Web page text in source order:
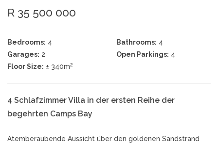
R 35 500 000
Bedrooms: 4 Bathrooms: 4
Garages: 2 Open Parkings: 4
Floor Size: ± 340m2
4 Schlafzimmer Villa in der ersten Reihe der
begehrten Camps Bay
Atemberaubende Aussicht über den goldenen Sandstrand